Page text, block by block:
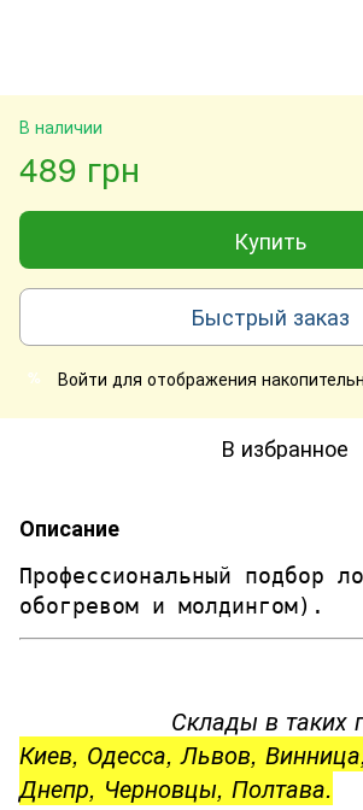
В наличии
489 грн
Купить
Быстрый заказ
% Войти для отображения
В избранное
Описание
Профессиональный подбор
обогревом и молдингом).
Склады в таких
Киев, Одесса, Львов,
Днепр, Черновцы, Полтава.